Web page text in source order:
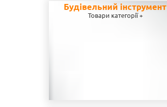
Будівельний інструмент
Товари категорії +